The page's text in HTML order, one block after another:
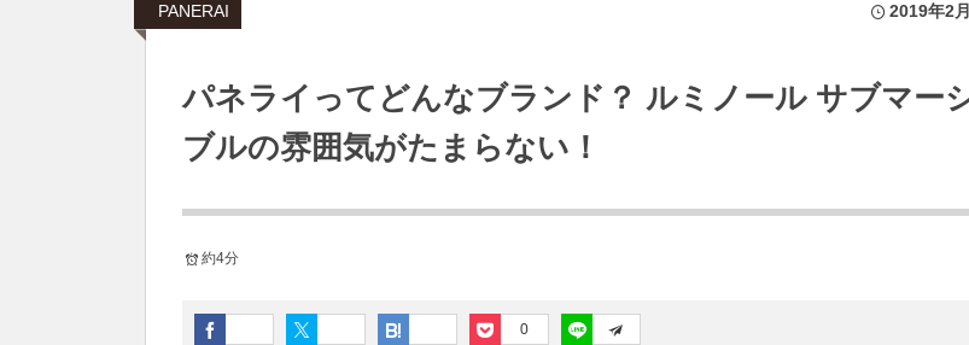
PANERAI 2019年2
パネライってどんなブランド？ ルミノール サブマー
ブルの雰囲気がたまらない！
約4分
0